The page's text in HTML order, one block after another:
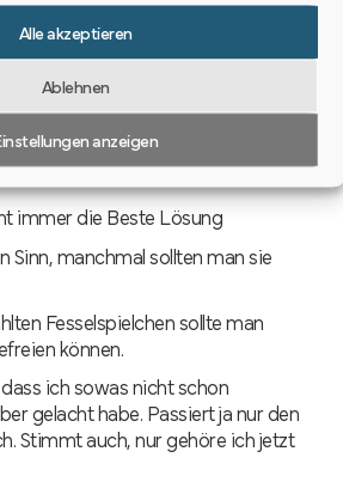
Alle akzeptieren
Ablehnen
anzeigen
Umgefallen.
das zu spät gecheckt!
immer die Beste Lösung
Sinn, manchmal sollten man sie
Fesselspielchen sollte man
können.
ich sowas nicht schon
gelacht habe. Passiert ja nur den
Stimmt auch, nur gehöre ich jetzt